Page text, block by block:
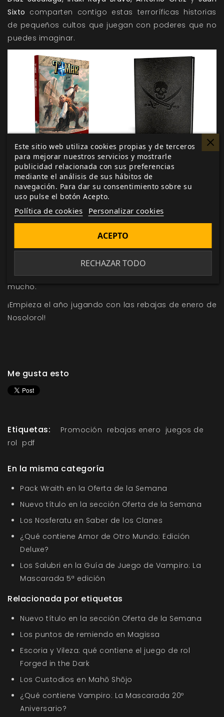
Sixto comparten contigo estas terroríficas historias
de pequeños cultos que juegan con poderes que no
puedes imaginar.
7º Mar
Espadachines, intrigas, exploración y aventura en el
continente de Théah, una tierra mágica y misteriosa
inspirada en nuestra propia Europa del siglo XVII.
Asumen el papel de un héroe inmerso en
conspiraciones internacionales y maquinaciones
siniestras, que protege a los verdaderos reyes y
reinas de Théah de malvados asesinos y que explora
antiguas ruinas de una raza desaparecida hace
mucho.
¡Empieza el año jugando con las rebajas de enero de
Nosolorol!
Me gusta esto
Etiquetas: Promoción rebajas enero juegos de
rol pdf
En la misma categoría
Pack Wraith en la Oferta de la Semana
Nuevo título en la sección Oferta de la Semana
Los Nosferatu en Saber de los Clanes
¿Qué contiene Amor de Otro Mundo: Edición
Deluxe?
Los Salubri en la Guía de Juego de Vampiro: La
Mascarada 5ª edición
Relacionada por etiquetas
Nuevo título en la sección Oferta de la Semana
Los puntos de remiendo en Magissa
Escoria y Vileza: qué contiene el juego de rol
Forged in the Dark
Los Custodios en Mahō Shōjo
¿Qué contiene Vampiro: La Mascarada 20º
Aniversario?
Este sitio web utiliza cookies propias y de terceros
para mejorar nuestros servicios y mostrarle
publicidad relacionada con sus preferencias
mediante el análisis de sus hábitos de
navegación. Para dar su consentimiento sobre su
uso pulse el botón Acepto.
Política de cookies Personalizar cookies
RECHAZAR TODO
ACEPTO